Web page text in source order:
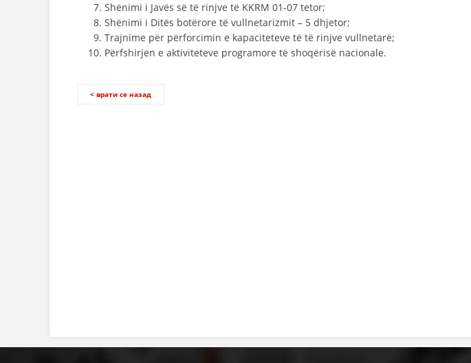
Shënimi i Javës së të rinjve të KKRM 01-07 tetor;
Shënimi i Ditës botërore të vullnetarizmit – 5 dhjetor;
Trajnime për përforcimin e kapaciteteve të të rinjve vullnetarë;
Përfshirjen e aktiviteteve programore të shoqërisë nacionale.
< врати се назад